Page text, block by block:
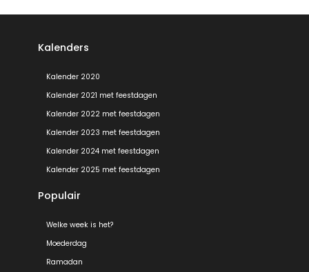
Kalenders
Kalender 2020
Kalender 2021 met feestdagen
Kalender 2022 met feestdagen
Kalender 2023 met feestdagen
Kalender 2024 met feestdagen
Kalender 2025 met feestdagen
Populair
Welke week is het?
Moederdag
Ramadan